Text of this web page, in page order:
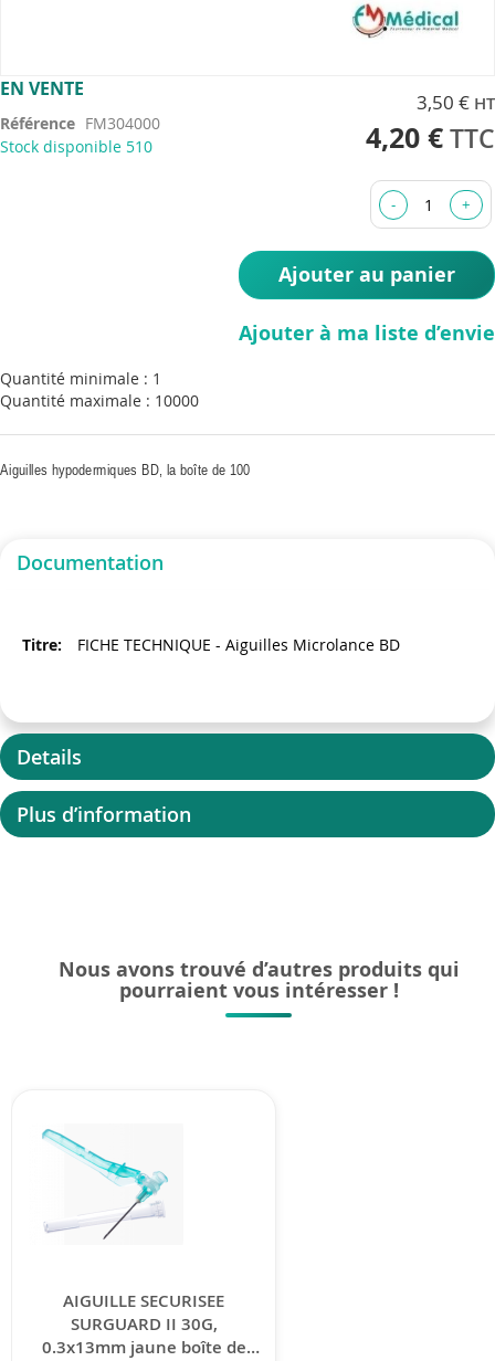
EN VENTE
Référence FM304000
Stock disponible 510
3,50 €
4,20 €
Ajouter au panier
Ajouter à ma liste d’envie
Quantité minimale : 1
Quantité maximale : 10000
Aiguilles hypodermiques BD, la boîte de 100
Skip
the
beginning
Documentation
FICHE TECHNIQUE - Aiguilles Microlance BD
Details
Plus d’information
Nous avons trouvé d’autres produits qui
pourraient vous intéresser !
AIGUILLE SECURISEE
SURGUARD II 30G,
0.3x13mm jaune boîte de